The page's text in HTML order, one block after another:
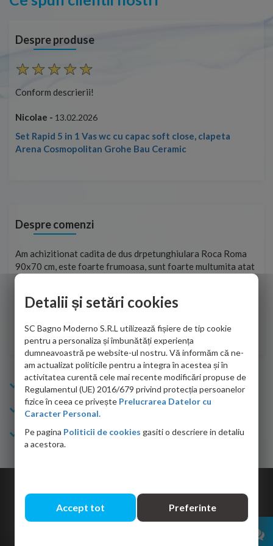
Despre produse
Conform descrierii!
Nicolae - 13.02.2026
Set Rapid 5 in 1 Vas wc cu capac soft close, clapeta
Arena Cosmopolitan Grohe Bau Ceramic
Despre comenzi
Am achizitionat cadita de dus drpetunghiulara Roca Roma
90x70 cm, este foarte frumoasa, sunt foarte multumita atat
de personalul firmei dvs. cu care am colaborat in obtinerea
adus coletul in siguranta.Numai bine, va doresc!
Sofrone Viviana -28.07.2026
Info Bagno
Cumparaturi
Suport clienti
Detalii și setări cookies
SC Bagno Moderno S.R.L utilizează fișiere de tip cookie
pentru a personaliza și îmbunătăți experiența
dumneavoastră pe website-ul nostru. Vă informăm că ne-
am actualizat politicile pentru a integra în acestea și în
activitatea curentă cele mai recente modificări propuse de
Regulamentul (UE) 2016/679 privind protecția persoanelor
fizice în ceea ce privește Prelucrarea Datelor cu
Caracter Personal.
Pe pagina Politicii de cookies gasiti o descriere in detaliu
a acestora.
Accept tot Preferinte